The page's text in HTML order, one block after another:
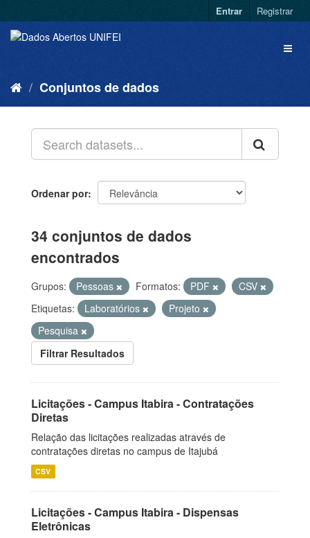
Entrar Registrar
Conjuntos de dados
Ordenar por
34 conjuntos de dados
encontrados
Grupos: Pessoas Formatos: PDF
CSV
Etiquetas:
Laboratórios
Projeto
Pesquisa
Filtrar Resultados
Licitações - Campus Itabira - Contratações
Diretas
Relação das licitações realizadas através de
contratações diretas no campus de Itajubá
CSV
Licitações - Campus Itabira - Dispensas
Eletrônicas